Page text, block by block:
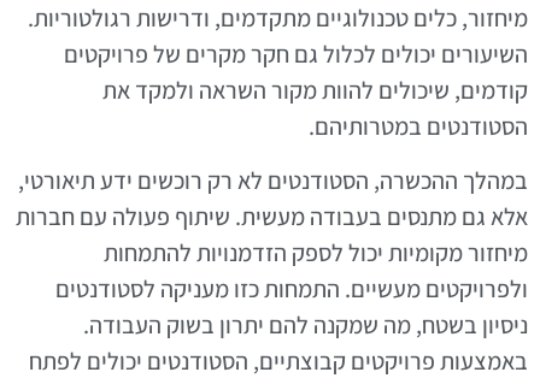
מיחזור, כלים טכנולוגיים מתקדמים, ודרישות רגולטוריות.
השיעורים יכולים לכלול גם חקר מקרים של פרויקטים
קודמים, שיכולים להוות מקור השראה ולמקד את
הסטודנטים במטרותיהם.
במהלך ההכשרה, הסטודנטים לא רק רוכשים ידע תיאורטי,
אלא גם מתנסים בעבודה מעשית. שיתוף פעולה עם חברות
מיחזור מקומיות יכול לספק הזדמנויות להתמחות
ולפרויקטים מעשיים. התמחות כזו מעניקה לסטודנטים
ניסיון בשטח, מה שמקנה להם יתרון בשוק העבודה.
באמצעות פרויקטים קבוצתיים, הסטודנטים יכולים לפתח